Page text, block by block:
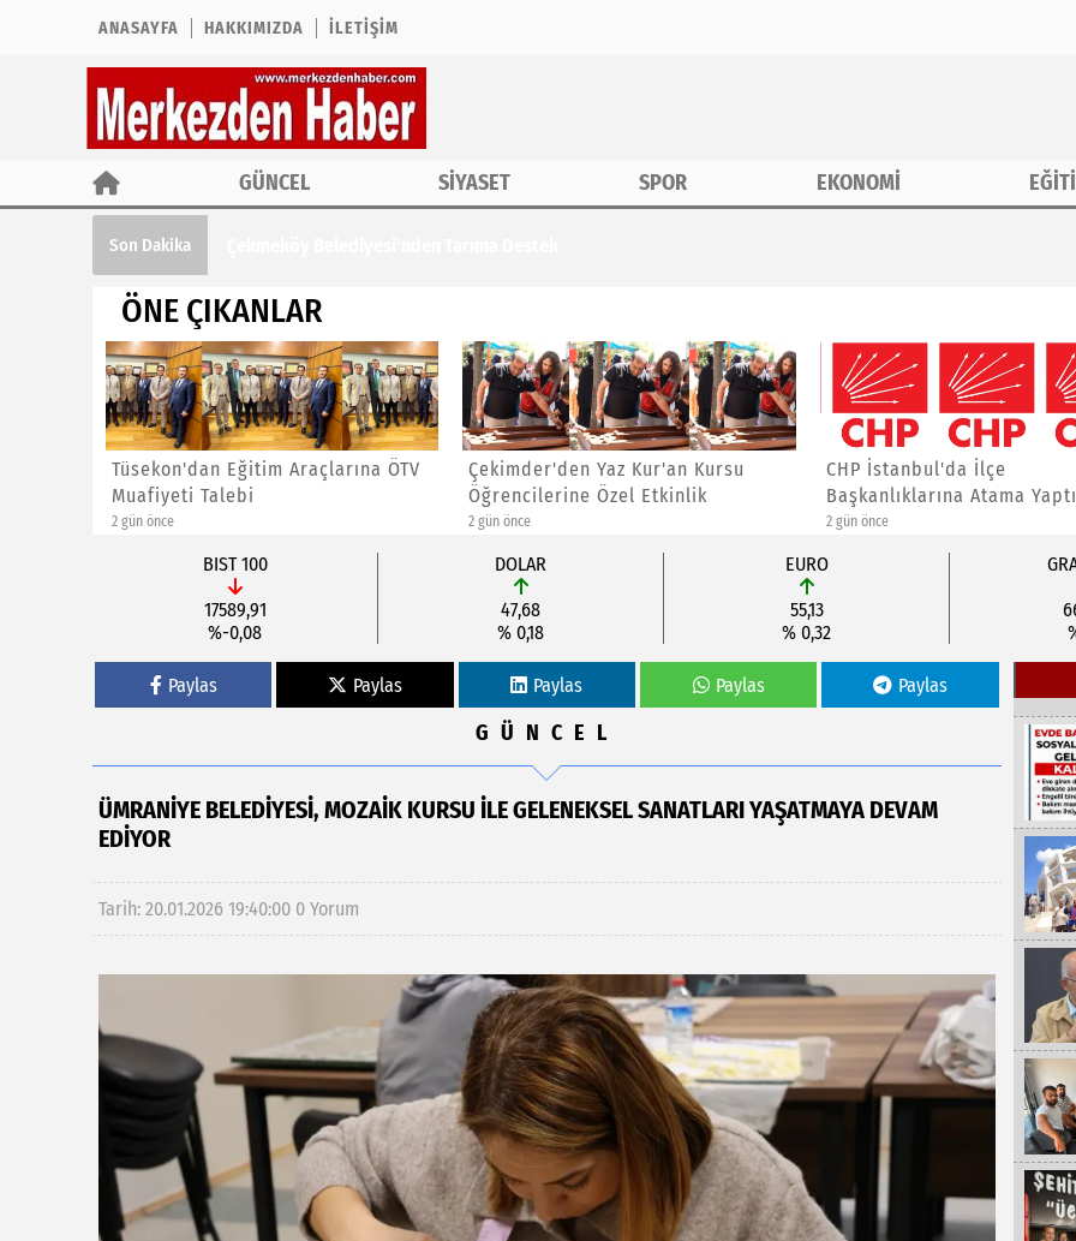
ANASAYFA HAKKIMIZDA İLETIŞIM
GÜNCEL SİYASET SPOR EKONOMİ
Son Dakika
ÖNE ÇIKANLAR
Tüsekon'dan Eğitim Araçlarına ÖTV
Muafiyeti Talebi
2 gün önce
Çekimder'den Yaz Kur'an Kursu
Öğrencilerine Özel Etkinlik
2 gün önce
CHP İstanbul'da İlçe
Başkanlıklarına Atama Yaptı
2 gün önce
BIST 100
17589,91
%-0,08
DOLAR
47,68
% 0,18
EURO
55,13
% 0,32
Paylas Paylas Paylas Paylas Paylas
GÜNCEL
ÜMRANİYE BELEDİYESİ, MOZAİK KURSU İLE GELENEKSEL SANATLARI YAŞATMAYA DEVAM
EDİYOR
Tarih: 20.01.2026 19:40:00 0 Yorum